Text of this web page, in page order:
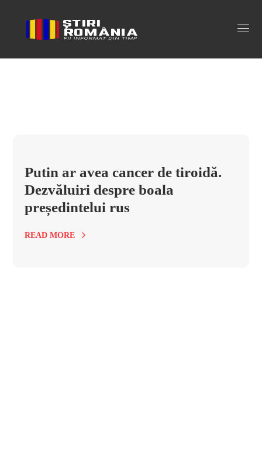
boala vladimir putin Tag
Putin ar avea cancer de tiroidă.
Dezvăluiri despre boala
președintelui rus
READ MORE